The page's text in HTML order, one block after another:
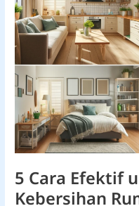
5 Cara Efektif
Kebersihan
Hari